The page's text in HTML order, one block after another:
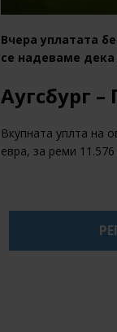
Вчера уплатата
се надеваме
Аугсбург –
Вкупната уплта на
евра, за реми